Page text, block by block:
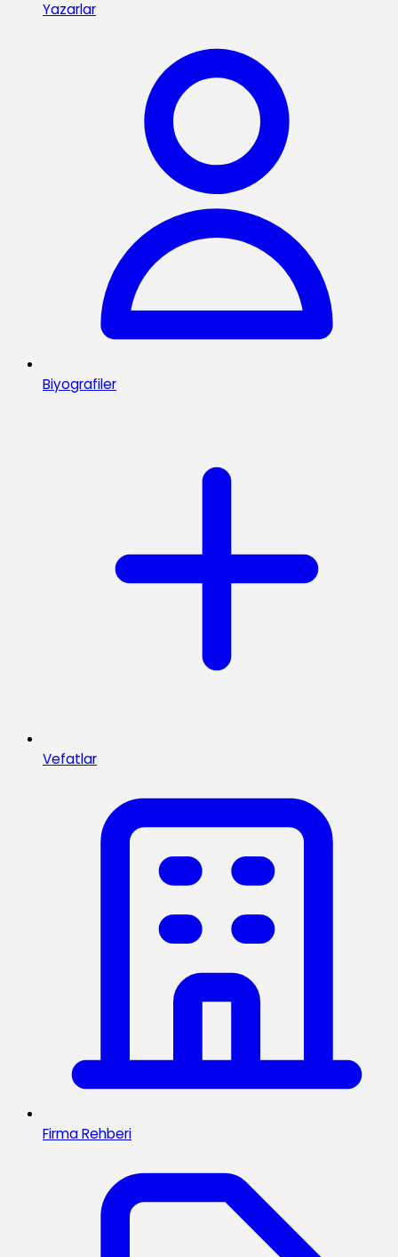
Yazarlar
Biyografiler
Vefatlar
Firma Rehberi